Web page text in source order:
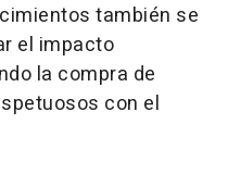
también se
el impacto
la compra de
con el